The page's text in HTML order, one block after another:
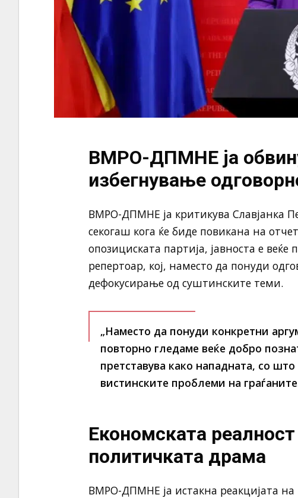
ВМРО-ДПМНЕ ја
избегнување
ВМРО-ДПМНЕ ја критикува Славјанка
секогаш кога ќе биде повикана на
опозициската партија, јавноста е веќе
репертоар, кој, наместо да понуди
дефокусирање од суштинските теми.
„Наместо да понуди конкретни
повторно гледаме веќе добро
претставува како нападната, со
вистинските проблеми на
Економската
политичката драма
ВМРО-ДПМНЕ ја истакна реакцијата